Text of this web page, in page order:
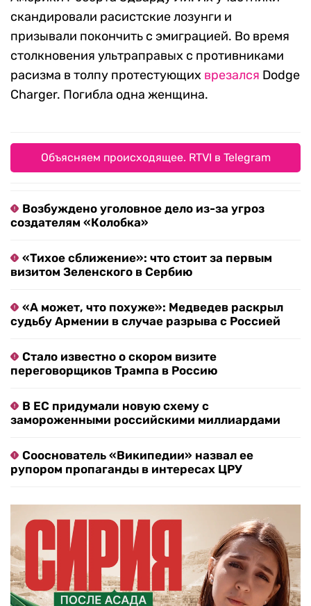
скандировали расистские лозунги и
призывали покончить с эмиграцией. Во время
столкновения ультраправых с противниками
расизма в толпу протестующих врезался Dodge
Charger. Погибла одна женщина.
Объясняем происходящее. RTVI в Telegram
Возбуждено уголовное дело из-за угроз
создателям «Колобка»
«Тихое сближение»: что стоит за первым
визитом Зеленского в Сербию
«А может, что похуже»: Медведев раскрыл
судьбу Армении в случае разрыва с Россией
Стало известно о скором визите
переговорщиков Трампа в Россию
В ЕС придумали новую схему с
замороженными российскими миллиардами
Сооснователь «Википедии» назвал ее
рупором пропаганды в интересах ЦРУ